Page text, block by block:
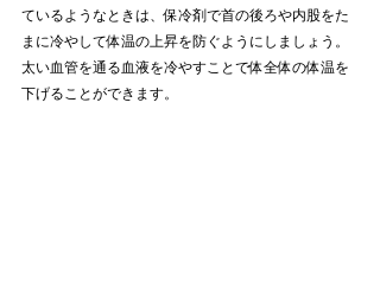
ているようなときは、保冷剤で首の後ろや内股をた
まに冷やして体温の上昇を防ぐようにしましょう。
太い血管を通る血液を冷やすことで体全体の体温を
下げることができます。